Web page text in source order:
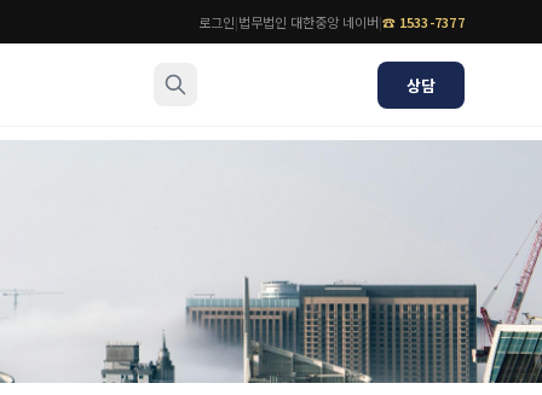
로그인|법무법인 대한중앙 네이버|☎ 1533-7377
상담
법률 블로그
법률서식
뉴스레터/브로슈어